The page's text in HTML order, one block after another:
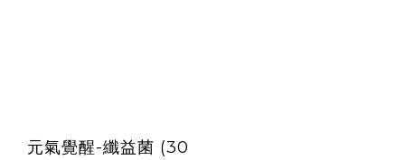
元氣覺醒-纖益菌 (30